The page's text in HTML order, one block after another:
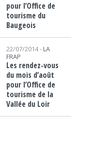
pour l’Office de
tourisme du
Baugeois
22/07/2014 - LA
FRAP
Les rendez-vous
du mois d’août
pour l’Office de
tourisme de la
Vallée du Loir